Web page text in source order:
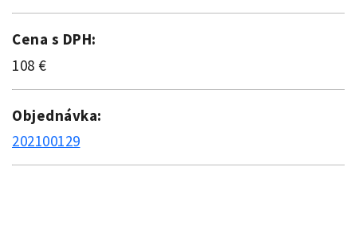
Cena s DPH:
108 €
Objednávka:
202100129